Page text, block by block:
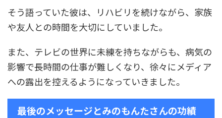
そう語っていた彼は、リハビリを続けながら、家族
や友人との時間を大切にしていました。
また、テレビの世界に未練を持ちながらも、病気の
影響で長時間の仕事が難しくなり、徐々にメディア
への露出を控えるようになっていきました。
最後のメッセージとみのもんたさんの功績